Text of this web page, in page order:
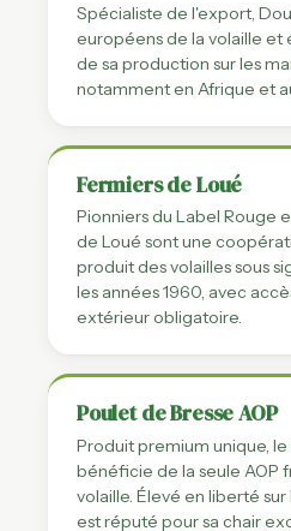
Spécialiste de l'export,
européens de la volaille et
de sa production sur les
notamment en Afrique et
Fermiers de Loué
Pionniers du Label Rouge
de Loué sont une
produit des volailles sous
les années 1960, avec
extérieur obligatoire.
Poulet de Bresse AOP
Produit premium unique,
bénéficie de la seule AOP
volaille. Élevé en liberté sur
est réputé pour sa chair